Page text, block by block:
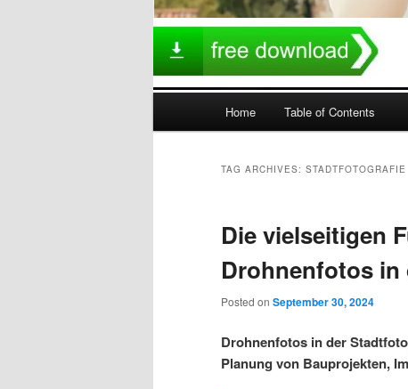
Home Table of Contents
TAG ARCHIVES: STADTFOTOGRAFIE
Die vielseitigen
Drohnenfotos
Posted on September 30, 2024
Drohnenfotos in der
Planung von Bauprojekten,